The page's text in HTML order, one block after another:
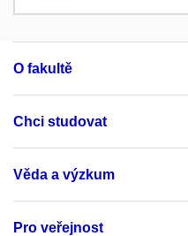
O fakultě
Chci studovat
Věda a výzkum
Pro veřejnost